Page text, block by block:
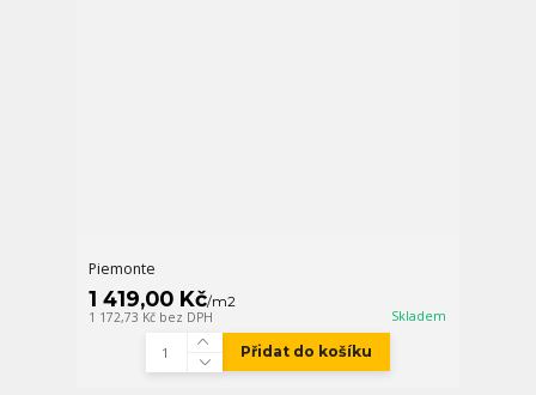
Piemonte
1 419,00 Kč/m2
1 172,73 Kč bez DPH Skladem
Přidat do košíku